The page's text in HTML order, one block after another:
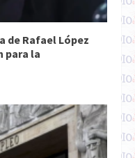
de Rafael López
para la